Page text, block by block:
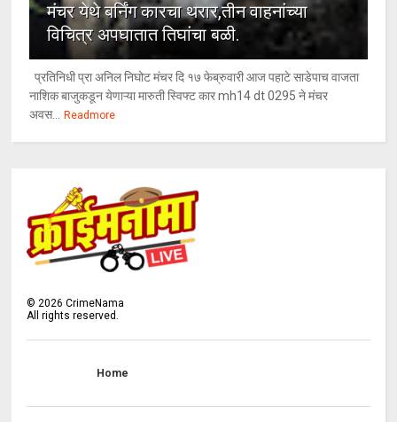
मंचर येथे बर्निंग कारचा थरार,तीन वाहनांच्या
विचित्र अपघातात तिघांचा बळी.
प्रतिनिधी प्रा अनिल निघोट मंचर दि १७ फेब्रुवारी आज पहाटे साडेपाच वाजता
नाशिक बाजुकडून येणाऱ्या मारुती स्विफ्ट कार mh14 dt 0295 ने मंचर
अवस... Readmore
©2026 CrimeNama
All rights reserved.
Home